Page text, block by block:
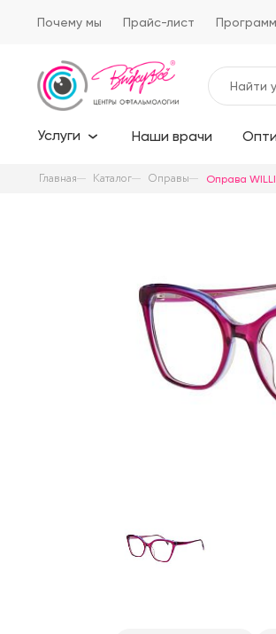
Почему мы Прайс-лист
Услуги Наши врачи
Главная Каталог Оправы Оправа